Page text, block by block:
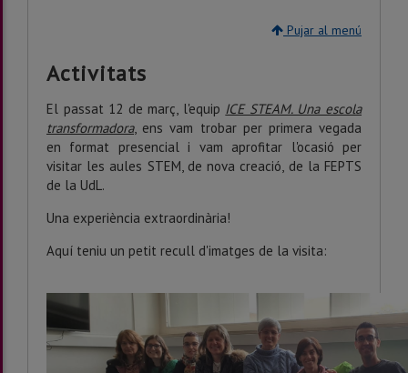
Pujar al menú
Activitats
El passat 12 de març, l'equip ICE STEAM. Una escola
transformadora, ens vam trobar per primera vegada
en format presencial i vam aprofitar l'ocasió per
visitar les aules STEM, de nova creació, de la FEPTS
de la UdL.
Una experiència extraordinària!
Aquí teniu un petit recull d'imatges de la visita: